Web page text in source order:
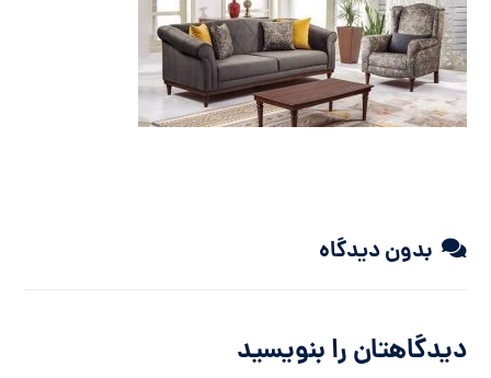
بدون دیدگاه
دیدگاهتان را بنویسید